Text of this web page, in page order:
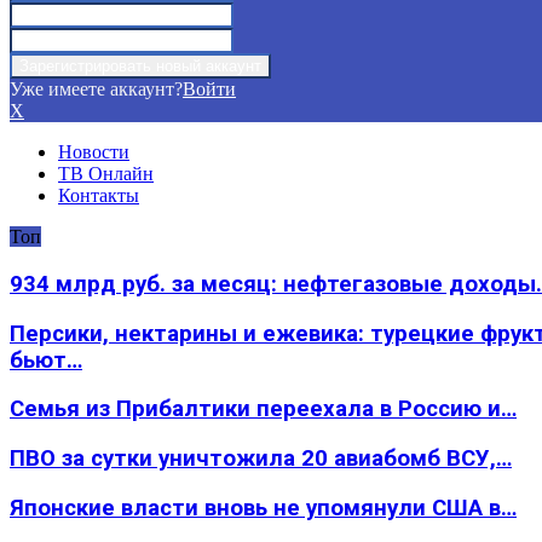
Уже имеете аккаунт?Войти
X
Новости
ТВ Онлайн
Контакты
Топ
934 млрд руб. за месяц: нефтегазовые
Персики, нектарины и ежевика: турецкие
бьют…
Семья из Прибалтики переехала в Россию и…
ПВО за сутки уничтожила 20 авиабомб ВСУ,…
Японские власти вновь не упомянули США в…